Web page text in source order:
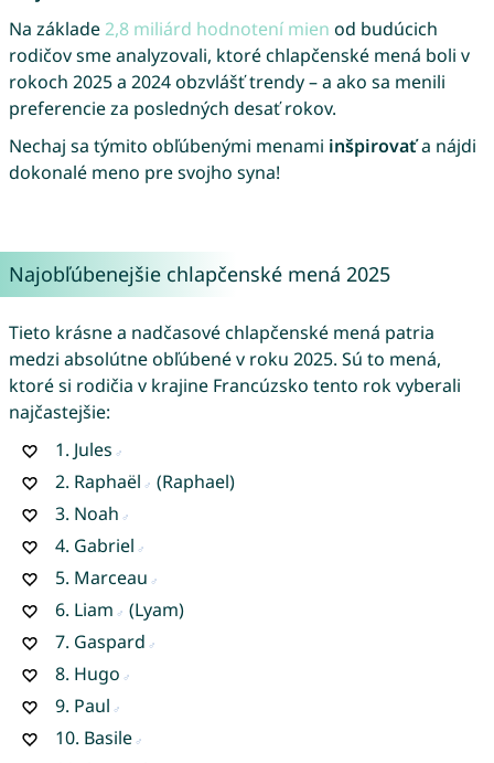
Na základe2,8 miliárd hodnotení mien od budúcich
rodičov sme analyzovali, ktoré chlapčenské mená boli v
rokoch 2025 a 2024 obzvlášť trendy – a ako sa menili
preferencie za posledných desať rokov.
Nechaj sa týmito obľúbenými menami inšpirovaťa nájdi
dokonalé meno pre svojho syna!
Najobľúbenejšie chlapčenské mená 2025
Tieto krásne a nadčasové chlapčenské mená patria
medzi absolútne obľúbené v roku 2025. Sú to mená,
ktoré si rodičia v krajine Francúzsko tento rok vyberali
najčastejšie:
1. Jules
2. Raphaël
(Raphael)
3. Noah
4. Gabriel
5. Marceau
6. Liam
(Lyam)
7. Gaspard
8. Hugo
9. Paul
10. Basile